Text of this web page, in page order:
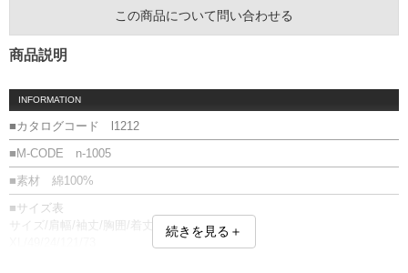
この商品について問い合わせる
商品説明
INFORMATION
■カタログコード l1212
■M-CODE n-1005
■素材 綿100%
■サイズ表
サイズ/肩幅/袖丈/胸囲/着丈
続きを見る＋